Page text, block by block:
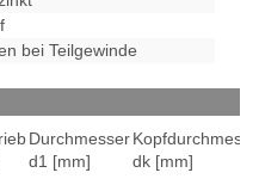
bei Teilgewinde
Durchmesser
d1 [mm]
dk [mm]